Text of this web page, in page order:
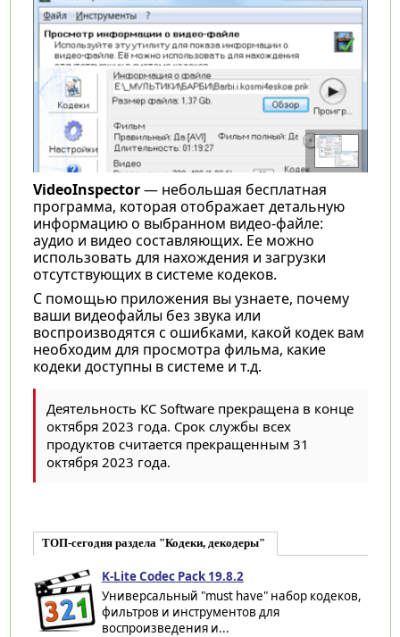
VideoInspector— небольшая бесплатная
программа, которая отображает детальную
информацию о выбранном видео-файле:
аудио и видео составляющих. Ее можно
использовать для нахождения и загрузки
отсутствующих в системе кодеков.
С помощью приложения вы узнаете, почему
ваши видеофайлы без звука или
воспроизводятся с ошибками, какой кодек вам
необходим для просмотра фильма, какие
кодеки доступны в системе и т.д.
Деятельность KC Software прекращена в конце
октября 2023 года. Срок службы всех
продуктов считается прекращенным 31
октября 2023 года.
ТОП-сегодня раздела "Кодеки, декодеры"
K-Lite Codec Pack 19.8.2
Универсальный "must have" набор кодеков,
фильтров и инструментов для
воспроизведения и...